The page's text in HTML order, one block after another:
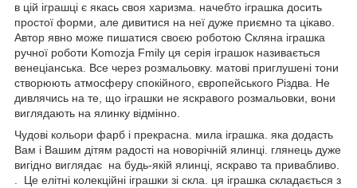
в цій іграшці є якась своя харизма. начебто іграшка досить
простої форми, але дивитися на неї дуже приємно та цікаво.
Автор явно може пишатися своєю роботою Скляна іграшка
ручної роботи Komozja Fmily ця серія іграшок називається
венеціанська. Все через розмальовку. матові приглушені тони
створюють атмосферу спокійного, європейського Різдва. Не
дивлячись на те, що іграшки не яскравого розмальовки, вони
виглядають на ялинку відмінно.
Чудові кольори фарб і прекрасна. мила іграшка. яка додасть
Вам і Вашим дітям радості на новорічній ялинці. глянець дуже
вигідно виглядає на будь-якій ялинці, яскраво та привабливо.
. Це елітні колекційні іграшки зі скла. ця іграшка складається з